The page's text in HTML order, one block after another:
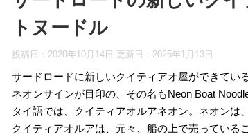
トヌードル
投稿日：2020年10月14日 更新日： 2025年1月13日
サードロードに新しいクイティアオ屋ができている
ネオンサインが目印の、その名もNeon Boat
タイ語では、クイティアオルアネオン。ネオンは
クイティアオルアは、元々、船の上で売っている